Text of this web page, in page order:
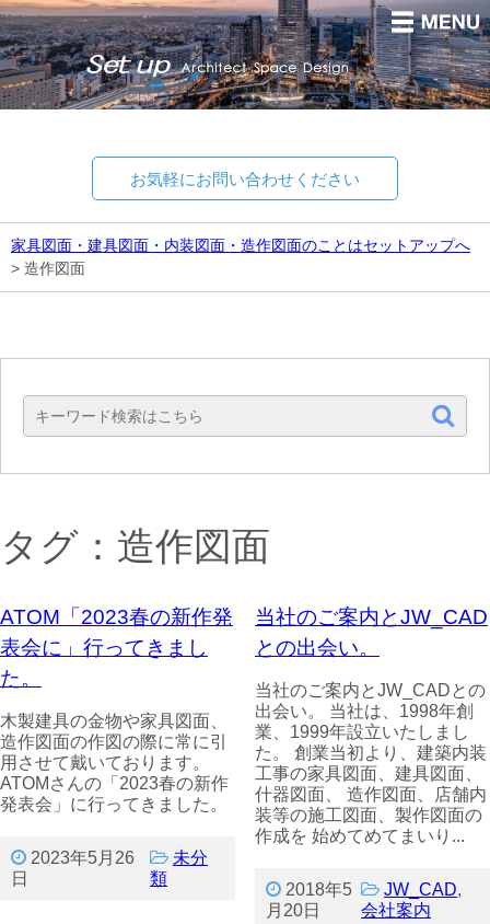
お気軽にお問い合わせください
家具図面・建具図面・内装図面・造作図面のことはセットアップへ
> 造作図面
タグ：造作図面
ATOM「2023春の新作発
表会に」行ってきまし
た。
木製建具の金物や家具図面、
造作図面の作図の際に常に引
用させて戴いております。
ATOMさんの「2023春の新作
発表会」に行ってきました。
2023年5月26
日
未分
類
当社のご案内とJW_CAD
との出会い。
当社のご案内とJW_CADとの
出会い。 当社は、1998年創
業、1999年設立いたしまし
た。 創業当初より、建築内装
工事の家具図面、建具図面、
什器図面、 造作図面、店舗内
装等の施工図面、製作図面の
作成を 始めてめてまいり...
2018年5
月20日
JW_CAD,
会社案内